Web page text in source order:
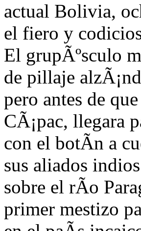
actual Bolivia,
el fiero y
El grupÃºsculo
de pillaje
pero antes de
CÃ¡pac, llegara
con el botÃ­n a
sus aliados
sobre el rÃ­o
primer mestizo